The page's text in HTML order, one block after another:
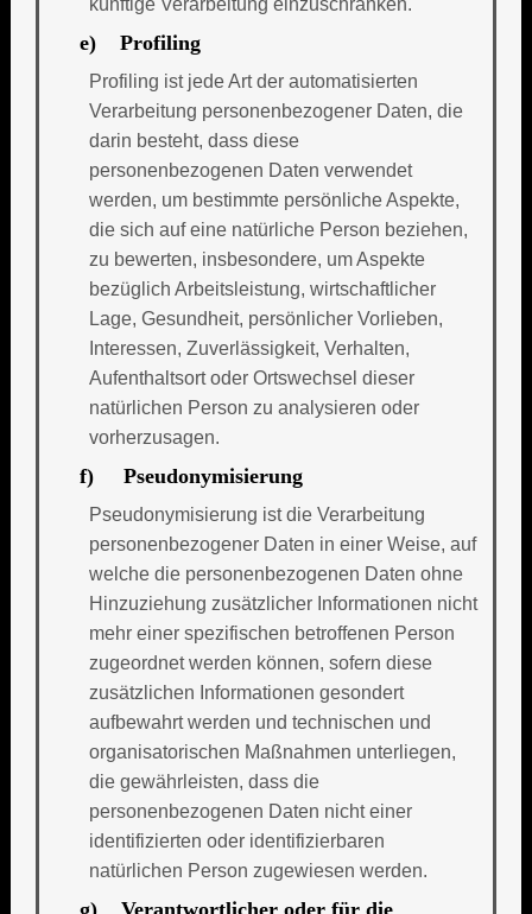
e) Profiling
Profiling ist jede Art der automatisierten
Verarbeitung personenbezogener Daten, die
darin besteht, dass diese
personenbezogenen Daten verwendet
werden, um bestimmte persönliche Aspekte,
die sich auf eine natürliche Person beziehen,
zu bewerten, insbesondere, um Aspekte
bezüglich Arbeitsleistung, wirtschaftlicher
Lage, Gesundheit, persönlicher Vorlieben,
Interessen, Zuverlässigkeit, Verhalten,
Aufenthaltsort oder Ortswechsel dieser
natürlichen Person zu analysieren oder
vorherzusagen.
f) Pseudonymisierung
Pseudonymisierung ist die Verarbeitung
personenbezogener Daten in einer Weise, auf
welche die personenbezogenen Daten ohne
Hinzuziehung zusätzlicher Informationen nicht
mehr einer spezifischen betroffenen Person
zugeordnet werden können, sofern diese
zusätzlichen Informationen gesondert
aufbewahrt werden und technischen und
organisatorischen Maßnahmen unterliegen,
die gewährleisten, dass die
personenbezogenen Daten nicht einer
identifizierten oder identifizierbaren
natürlichen Person zugewiesen werden.
g) Verantwortlicher oder für die